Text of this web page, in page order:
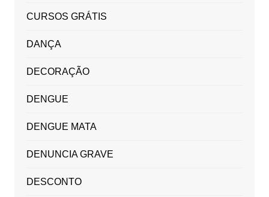
CURSOS GRÁTIS
DANÇA
DECORAÇÃO
DENGUE
DENGUE MATA
DENUNCIA GRAVE
DESCONTO